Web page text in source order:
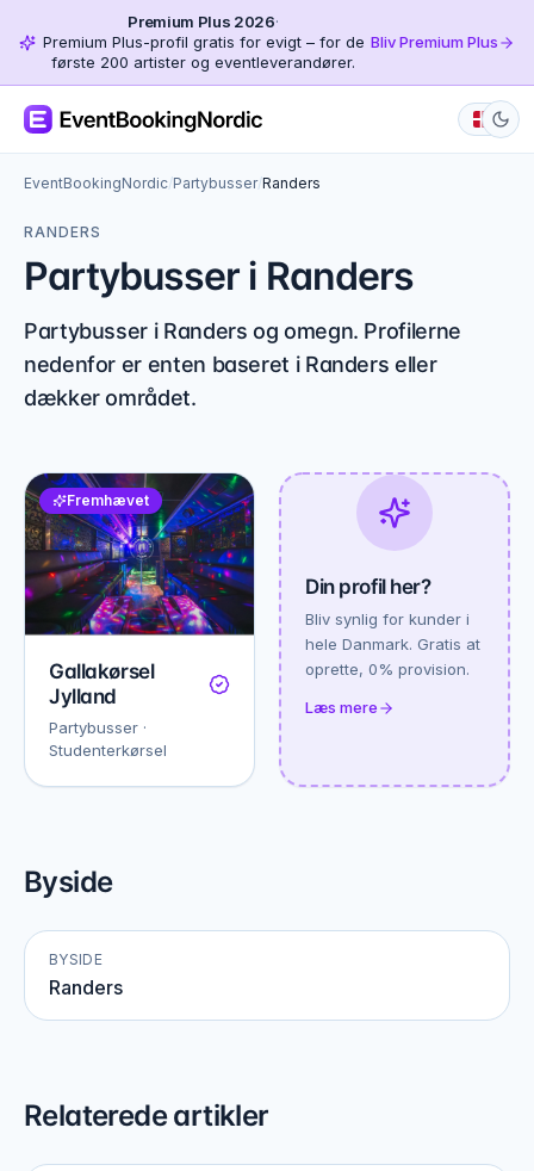
Premium Plus 2026·
Premium Plus-profil gratis for evigt – for de
første 200 artister og eventleverandører.
Bliv Premium Plus
EventBookingNordic/Partybusser/Randers
RANDERS
Partybusser i Randers
Partybusser i Randers og omegn. Profilerne
nedenfor er enten baseret i Randers eller
dækker området.
Fremhævet
Gallakørsel
Jylland
Partybusser ·
Studenterkørsel
Din profil her?
Bliv synlig for kunder i
hele Danmark. Gratis at
oprette, 0% provision.
Læs mere
Byside
BYSIDE
Randers
Relaterede artikler